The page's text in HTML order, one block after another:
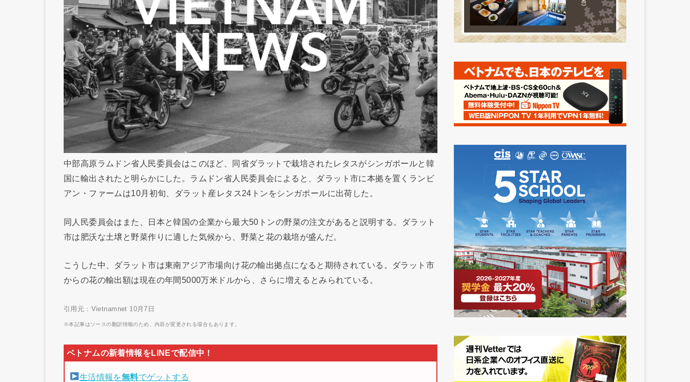
中部高原ラムドン省人民委員会はこのほど、同省ダラットで栽培されたレタスがシンガポールと韓
国に輸出されたと明らかにした。ラムドン省人民委員会によると、ダラット市に本拠を置くランビ
アン・ファームは10月初旬、ダラット産レタス24トンをシンガポールに出荷した。
同人民委員会はまた、日本と韓国の企業から最大50トンの野菜の注文があると説明する。ダラット
市は肥沃な土壌と野菜作りに適した気候から、野菜と花の栽培が盛んだ。
こうした中、ダラット市は東南アジア市場向け花の輸出拠点になると期待されている。ダラット市
からの花の輸出額は現在の年間5000万米ドルから、さらに増えるとみられている。
引用元：Vietnamnet 10月7日
※本記事はソースの翻訳情報のため、内容が変更される場合もあります。
生活情報を無料でゲットする